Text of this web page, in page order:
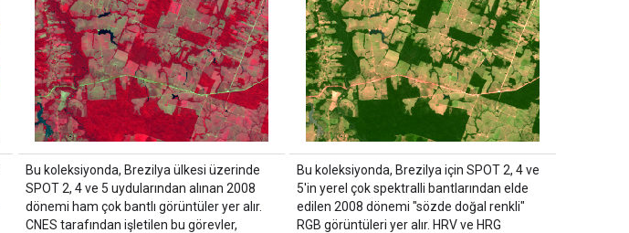
Bu koleksiyonda, Brezilya ülkesi üzerinde
SPOT 2, 4 ve 5 uydularından alınan 2008
dönemi ham çok bantlı görüntüler yer alır.
CNES tarafından işletilen bu görevler,
Bu koleksiyonda, Brezilya için SPOT 2, 4 ve
5'in yerel çok spektralli bantlarından elde
edilen 2008 dönemi "sözde doğal renkli"
RGB görüntüleri yer alır. HRV ve HRG